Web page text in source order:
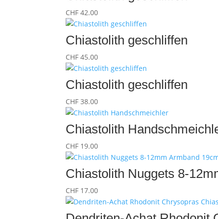
CHF 42.00
Chiastolith geschliffen
CHF 45.00
Chiastolith geschliffen
CHF 38.00
Chiastolith
CHF 19.00
Chiastolith Nuggets 8-
CHF 17.00